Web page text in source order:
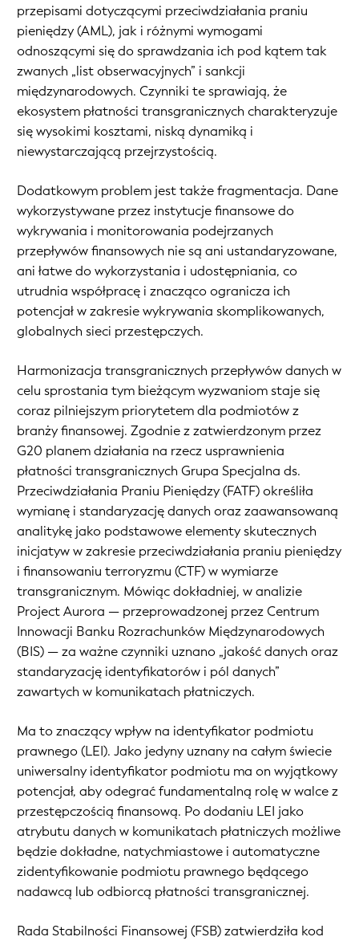
przepisami dotyczącymi przeciwdziałania praniu
pieniędzy (AML), jak i różnymi wymogami
odnoszącymi się do sprawdzania ich pod kątem tak
zwanych „list obserwacyjnych” i sankcji
międzynarodowych. Czynniki te sprawiają, że
ekosystem płatności transgranicznych charakteryzuje
się wysokimi kosztami, niską dynamiką i
niewystarczającą przejrzystością.
Dodatkowym problem jest także fragmentacja. Dane
wykorzystywane przez instytucje finansowe do
wykrywania i monitorowania podejrzanych
przepływów finansowych nie są ani ustandaryzowane,
ani łatwe do wykorzystania i udostępniania, co
utrudnia współpracę i znacząco ogranicza ich
potencjał w zakresie wykrywania skomplikowanych,
globalnych sieci przestępczych.
Harmonizacja transgranicznych przepływów danych w
celu sprostania tym bieżącym wyzwaniom staje się
coraz pilniejszym priorytetem dla podmiotów z
branży finansowej. Zgodnie z zatwierdzonym przez
G20 planem działania na rzecz usprawnienia
płatności transgranicznych Grupa Specjalna ds.
Przeciwdziałania Praniu Pieniędzy (FATF) określiła
wymianę i standaryzację danych oraz zaawansowaną
analitykę jako podstawowe elementy skutecznych
inicjatyw w zakresie przeciwdziałania praniu pieniędzy
i finansowaniu terroryzmu (CTF) w wymiarze
transgranicznym. Mówiąc dokładniej, w analizie
Project Aurora — przeprowadzonej przez Centrum
Innowacji Banku Rozrachunków Międzynarodowych
(BIS) — za ważne czynniki uznano „jakość danych oraz
standaryzację identyfikatorów i pól danych”
zawartych w komunikatach płatniczych.
Ma to znaczący wpływ na identyfikator podmiotu
prawnego (LEI). Jako jedyny uznany na całym świecie
uniwersalny identyfikator podmiotu ma on wyjątkowy
potencjał, aby odegrać fundamentalną rolę w walce z
przestępczością finansową. Po dodaniu LEI jako
atrybutu danych w komunikatach płatniczych możliwe
będzie dokładne, natychmiastowe i automatyczne
zidentyfikowanie podmiotu prawnego będącego
nadawcą lub odbiorcą płatności transgranicznej.
Rada Stabilności Finansowej (FSB) zatwierdziła kod